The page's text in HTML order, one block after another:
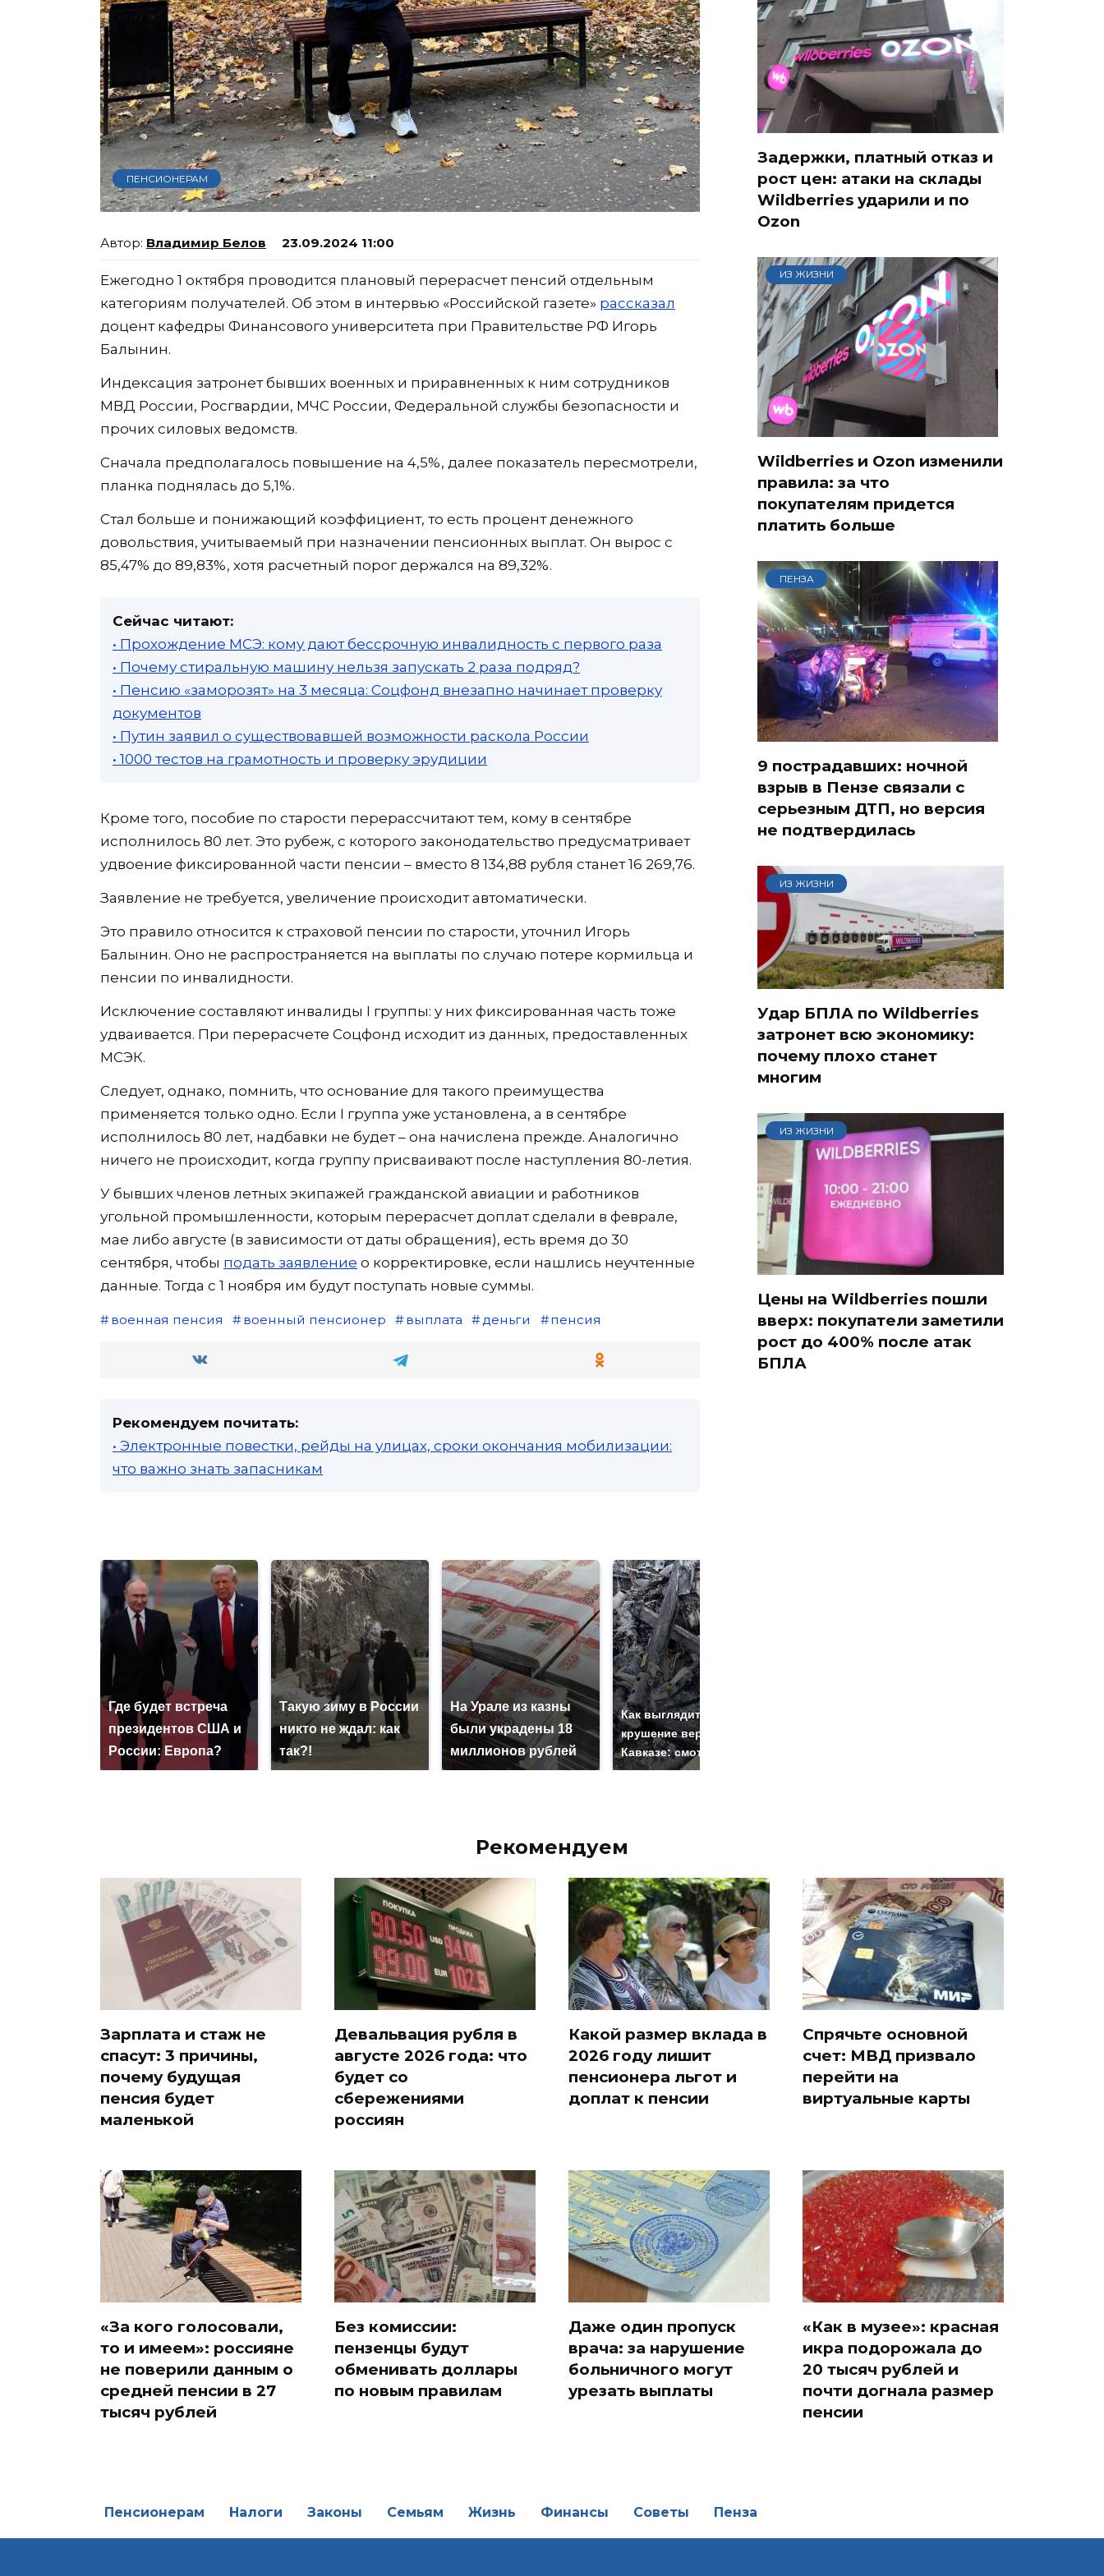
ПЕНСИОНЕРАМ
Владимир Белов 23.09.2024 11:00
Ежегодно 1 октября проводится плановый перерасчет пенсий отдельным
категориям получателей. Об этом в интервью «Российской газете» рассказал
доцент кафедры Финансового университета при Правительстве РФ Игорь
Балынин.
Индексация затронет бывших военных и приравненных к ним сотрудников
МВД России, Росгвардии, МЧС России, Федеральной службы безопасности и
прочих силовых ведомств.
Сначала предполагалось повышение на 4,5%, далее показатель пересмотрели,
планка поднялась до 5,1%.
Стал больше и понижающий коэффициент, то есть процент денежного
довольствия, учитываемый при назначении пенсионных выплат. Он вырос с
85,47% до 89,83%, хотя расчетный порог держался на 89,32%.
Сейчас читают:
• Прохождение МСЭ: кому дают бессрочную инвалидность с первого раза
• Почему стиральную машину нельзя запускать 2 раза подряд?
• Пенсию «заморозят» на 3 месяца: Соцфонд внезапно начинает проверку
документов
• Путин заявил о существовавшей возможности раскола России
• 1000 тестов на грамотность и проверку эрудиции
Кроме того, пособие по старости перерассчитают тем, кому в сентябре
исполнилось 80 лет. Это рубеж, с которого законодательство предусматривает
удвоение фиксированной части пенсии – вместо 8 134,88 рубля станет 16 269,76.
Заявление не требуется, увеличение происходит автоматически.
Это правило относится к страховой пенсии по старости, уточнил Игорь
Балынин. Оно не распространяется на выплаты по случаю потере кормильца и
пенсии по инвалидности.
Исключение составляют инвалиды I группы: у них фиксированная часть тоже
удваивается. При перерасчете Соцфонд исходит из данных, предоставленных
МСЭК.
Следует, однако, помнить, что основание для такого преимущества
применяется только одно. Если I группа уже установлена, а в сентябре
исполнилось 80 лет, надбавки не будет – она начислена прежде. Аналогично
ничего не происходит, когда группу присваивают после наступления 80-летия.
У бывших членов летных экипажей гражданской авиации и работников
угольной промышленности, которым перерасчет доплат сделали в феврале,
мае либо августе (в зависимости от даты обращения), есть время до 30
сентября, чтобы подать заявление о корректировке, если нашлись неучтенные
данные. Тогда с 1 ноября им будут поступать новые суммы.
военная пенсия военный пенсионер выплата деньги пенсия
Рекомендуем почитать:
• Электронные повестки, рейды на улицах, сроки окончания мобилизации:
что важно знать запасникам
Где будет встреча
президентов США и
России: Европа?
Такую зиму в России
никто не ждал: как
так?!
На Урале из казны
были украдены 18
миллионов рублей
Как выглядит место
крушение вертолета на
Кавказе: смотреть
Задержки, платный отказ и
рост цен: атаки на склады
Wildberries ударили и по
Ozon
ИЗ ЖИЗНИ
Wildberries и Ozon изменили
правила: за что
покупателям придется
платить больше
ПЕНЗА
9 пострадавших: ночной
взрыв в Пензе связали с
серьезным ДТП, но версия
не подтвердилась
ИЗ ЖИЗНИ
Удар БПЛА по Wildberries
затронет всю экономику:
почему плохо станет
многим
ИЗ ЖИЗНИ
Цены на Wildberries пошли
вверх: покупатели заметили
рост до 400% после атак
БПЛА
Рекомендуем
Зарплата и стаж не
спасут: 3 причины,
почему будущая
пенсия будет
маленькой
Девальвация рубля в
августе 2026 года: что
будет со
сбережениями
россиян
Какой размер вклада в
2026 году лишит
пенсионера льгот и
доплат к пенсии
Спрячьте основной
счет: МВД призвало
перейти на
виртуальные карты
«За кого голосовали,
то и имеем»: россияне
не поверили данным о
средней пенсии в 27
тысяч рублей
Без комиссии:
пензенцы будут
обменивать доллары
по новым правилам
Даже один пропуск
врача: за нарушение
больничного могут
урезать выплаты
«Как в музее»: красная
икра подорожала до
20 тысяч рублей и
почти догнала размер
пенсии
Пенсионерам Налоги Законы Семьям Жизнь Финансы Советы Пенза